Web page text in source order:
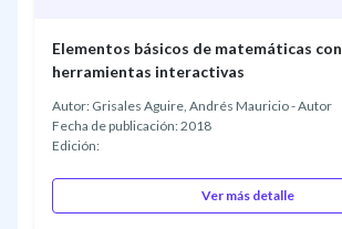
Elementos básicos de matemáticas con
herramientas interactivas
Autor: Grisales Aguire, Andrés Mauricio - Autor
Fecha de publicación: 2018
Edición:
Ver más detalle